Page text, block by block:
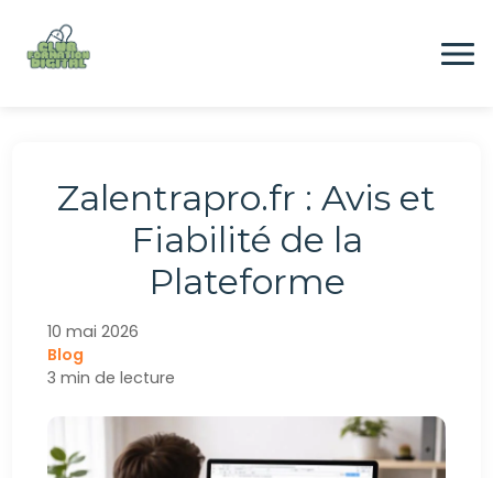
contenu
Zalentrapro.fr : Avis et
Fiabilité de la
Plateforme
10 mai 2026
Blog
3 min de lecture